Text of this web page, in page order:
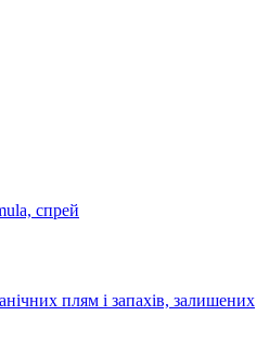
спрей
плям і запахів, залишених